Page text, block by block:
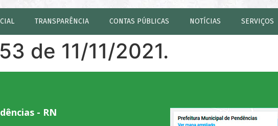
TRANSPARÊNCIA CONTAS PÚBLICAS NOTÍCIAS SERVIÇOS
de 11/11/2021.
- RN